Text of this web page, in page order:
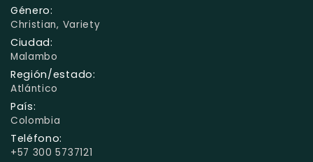
Género:
Christian, Variety
Ciudad:
Malambo
Región/estado:
Atlántico
País:
Colombia
Teléfono:
+57 300 5737121